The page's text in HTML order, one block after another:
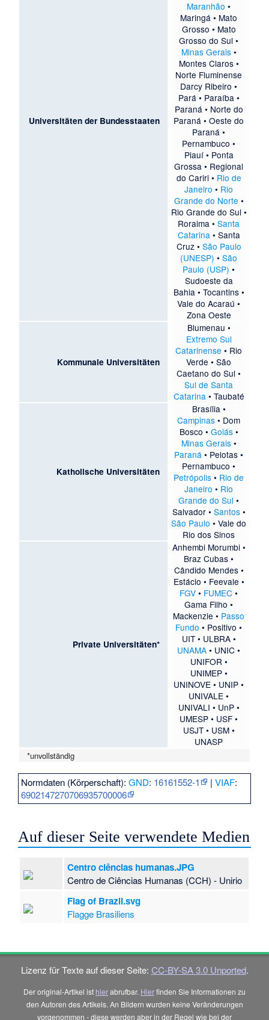
Universitäten der Bundesstaaten
Maranhão •
Maringá • Mato
Grosso • Mato
Grosso do Sul •
Minas Gerais•
Montes Claros•
Norte Fluminense
Darcy Ribeiro •
Pará• Paraíba•
Paraná• Norte do
Paraná •Oeste do
Paraná •
Pernambuco •
Piauí• Ponta
Grossa • Regional
do Cariri• Rio de
Janeiro • Rio
Grande do Norte •
Rio Grande do Sul •
Roraima •Santa
Catarina• Santa
Cruz• São Paulo
(UNESP) •São
Paulo (USP) •
Sudoeste da
Bahia• Tocantins•
Vale do Acaraú •
Zona Oeste
Kommunale Universitäten
Blumenau •
Extremo Sul
Catarinense • Rio
Verde •São
Caetano do Sul •
Sul de Santa
Catarina• Taubaté
Katholische Universitäten
Brasília•
Campinas • Dom
Bosco • Goiás•
Minas Gerais•
Paraná • Pelotas •
Pernambuco •
Petrópolis • Rio de
Janeiro • Rio
Grande do Sul •
Salvador• Santos•
São Paulo •Vale do
Rio dos Sinos
Private Universitäten*
Anhembi Morumbi•
Braz Cubas •
Cândido Mendes•
Estácio • Feevale •
FGV • FUMEC •
Gama Filho •
Mackenzie • Passo
Fundo • Positivo •
UIT• ULBRA•
UNAMA • UNIC •
UNIFOR•
UNIMEP•
UNINOVE • UNIP •
UNIVALE •
UNIVALI • UnP•
UMESP • USF •
USJT• USM•
UNASP
*unvollständig
Normdaten (Körperschaft):GND: 16161552-1 |VIAF:
6902147270706935700006
Auf dieser Seite verwendete Medien
Centro ciências humanas.JPG
Centro de Ciências Humanas (CCH) - Unirio
Flag of Brazil.svg
Flagge Brasiliens
Lizenz für Texte auf dieser Seite: CC-BY-SA 3.0 Unported.
Der original-Artikel ist hierabrufbar. Hierfinden Sie Informationen zu
den Autoren des Artikels. An Bildern wurden keine Veränderungen
vorgenommen - diese werden aber in der Regel wie bei der